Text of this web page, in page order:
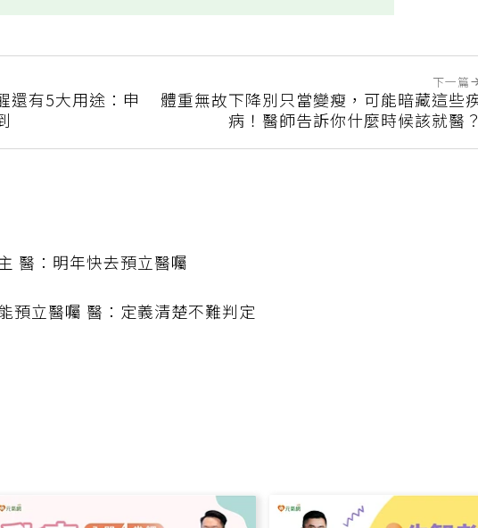
有5大用途：申
下一篇
體重無故下降別只當變瘦，可能暗藏這些
病！醫師告訴你什麼時候該就醫？
醫：明年快去預立醫囑
預立醫囑 醫：定義清楚不難判定